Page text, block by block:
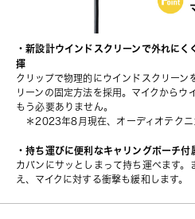
・新設計ウインドスクリーンで外れに
揮
クリップで物理的にウインドスクリーン
リーンの固定方法を採用。マイクからウ
もう必要ありません。
＊2023年8月現在、オーディオテクニ
・持ち運びに便利なキャリングポーチ付
カバンにサッとしまって持ち運べます。
え、マイクに対する衝撃も緩和します。